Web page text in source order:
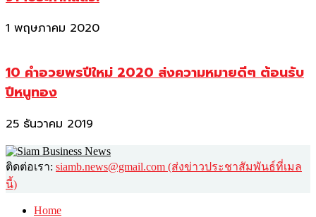
1 พฤษภาคม 2020
10 คำอวยพรปีใหม่ 2020 ส่งความหมายดีๆ ต้อนรับ
ปีหนูทอง
25 ธันวาคม 2019
ติดต่อเรา: siamb.news@gmail.com (ส่งข่าวประชาสัมพันธ์ที่เมล
นี้)
Home